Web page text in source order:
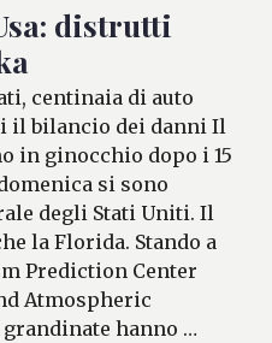
distrutti
centinaia di auto
il bilancio dei danni Il
in ginocchio dopo i 15
si sono
degli Stati Uniti. Il
la Florida. Stando a
Prediction Center
Atmospheric
hanno …